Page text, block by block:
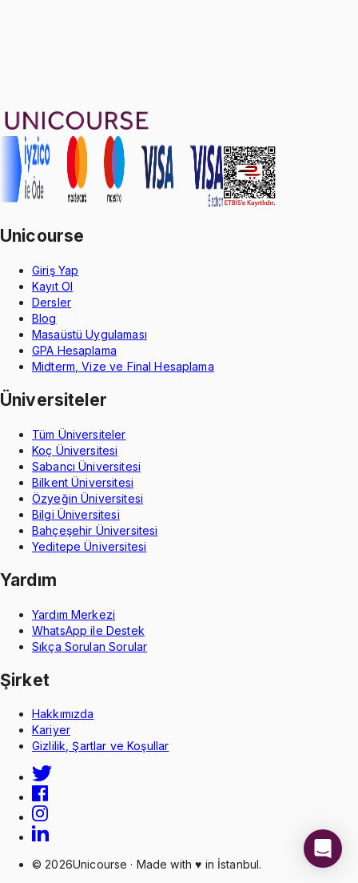
Unicourse
Giriş Yap
Kayıt Ol
Dersler
Blog
Masaüstü Uygulaması
GPA Hesaplama
Midterm, Vize ve Final Hesaplama
Üniversiteler
Tüm Üniversiteler
Koç Üniversitesi
Sabancı Üniversitesi
Bilkent Üniversitesi
Özyeğin Üniversitesi
Bilgi Üniversitesi
Bahçeşehir Üniversitesi
Yeditepe Üniversitesi
Yardım
Yardım Merkezi
WhatsApp ile Destek
Sıkça Sorulan Sorular
Şirket
Hakkımızda
Kariyer
Gizlilik, Şartlar ve Koşullar
©2026Unicourse · Made with ♥ in İstanbul.